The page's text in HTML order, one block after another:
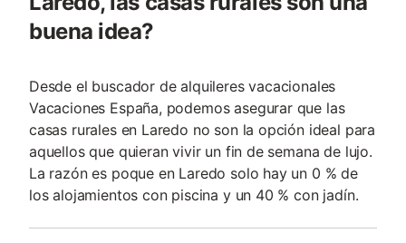
buena idea?
Desde el buscador de alquileres vacacionales
Vacaciones España, podemos asegurar que las
casas rurales en Laredo no son la opción ideal para
aquellos que quieran vivir un fin de semana de lujo.
La razón es poque en Laredo solo hay un 0 % de
los alojamientos con piscina y un 40 % con jadín.